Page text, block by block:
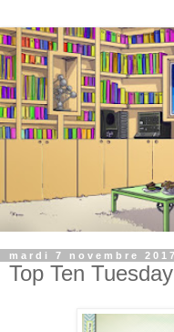
mardi 7 novembre 2017
Top Ten